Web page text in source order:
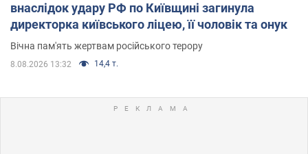
внаслідок удару РФ по Київщині загинула
директорка київського ліцею, її чоловік та онук
Вічна пам'ять жертвам російського терору
8.08.2026 13:32 14,4 т.